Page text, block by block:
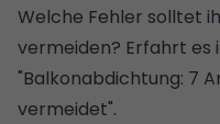
Welche Fehler solltet
vermeiden? Erfahrt es
"Balkonabdichtung: 7
vermeidet".